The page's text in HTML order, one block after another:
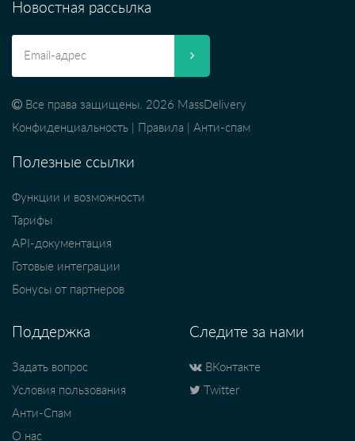
Новостная рассылка
Все права защищены. 2026 MassDelivery
Конфиденциальность
Правила Анти-спам
Полезные ссылки
Функции и возможности
Тарифы
API-документация
Готовые интеграции
Бонусы от партнеров
Поддержка
Задать вопрос
Условия пользования
Анти-Спам
О нас
Следите за нами
ВКонтакте
Twitter